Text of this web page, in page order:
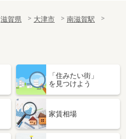
滋賀県 大津市
南滋賀駅
「住みたい街」
を見つけよう
家賃相場